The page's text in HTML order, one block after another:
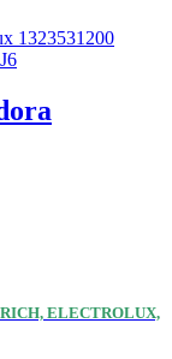
ELECTROLUX,